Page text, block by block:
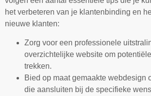
het verbeteren van je klantenbinding en
nieuwe klanten:
Zorg voor een professionele
overzichtelijke website om
trekken.
Bied op maat gemaakte webdesign
die aansluiten bij de specifieke